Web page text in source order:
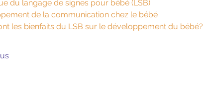
du langage de signes pour bébé (LSB)
de la communication chez le bébé
les bienfaits du LSB sur le développement du bébé?